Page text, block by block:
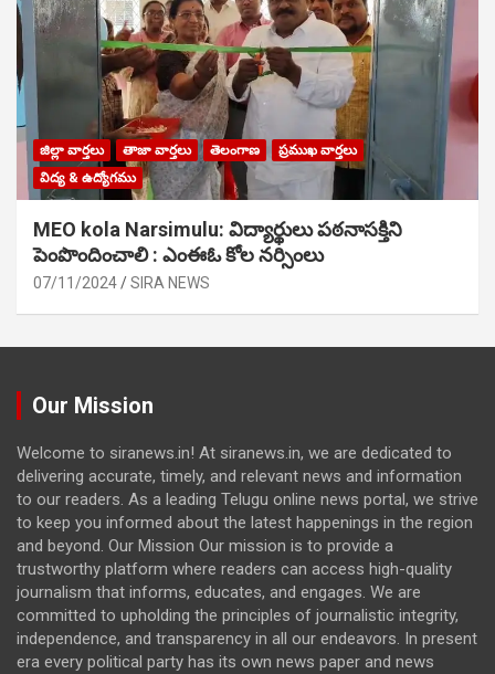
జిల్లా వార్తలు తాజా వార్తలు తెలంగాణ
ప్రముఖ వార్తలు
విద్య & ఉద్యోగము
MEO kola Narsimulu: విద్యార్థులు పఠ‌నాసక్తిని
పెంపొందించాలి : ఎంఈఓ కోల నర్సింలు
07/11/2024 SIRA NEWS
Our Mission
Welcome to siranews.in! At siranews.in, we are dedicated to
delivering accurate, timely, and relevant news and information
to our readers. As a leading Telugu online news portal, we strive
to keep you informed about the latest happenings in the region
and beyond. Our Mission Our mission is to provide a
trustworthy platform where readers can access high-quality
journalism that informs, educates, and engages. We are
committed to upholding the principles of journalistic integrity,
independence, and transparency in all our endeavors. In present
era every political party has its own news paper and news